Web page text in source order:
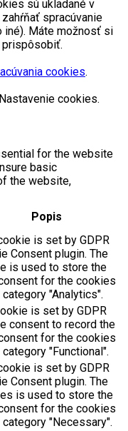
sú ukladané v
spracúvanie
iné). Máte možnosť si
prispôsobiť.
cookies.
cookies.
for the website
basic
the website,
Popis
is set by GDPR
Consent plugin. The
is used to store the
for the cookies
category "Analytics".
is set by GDPR
consent to record the
for the cookies
category "Functional".
is set by GDPR
Consent plugin. The
is used to store the
for the cookies
category "Necessary".